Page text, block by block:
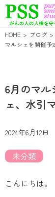
HOME ブログ
マルシェを開催予
6月のマ
ェ、水引
2024年6月12日
未分類
こんにちは。